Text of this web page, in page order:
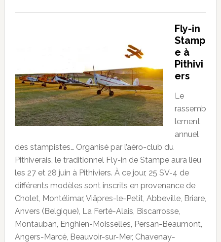
Fly-in
Stamp
e à
Pithivi
ers
Le
rassemb
lement
annuel
des stampistes… Organisé par l’aéro-club du
Pithiverais, le traditionnel Fly-in de Stampe aura lieu
les 27 et 28 juin à Pithiviers. À ce jour, 25 SV-4 de
différents modèles sont inscrits en provenance de
Cholet, Montélimar, Viâpres-le-Petit, Abbeville, Briare,
Anvers (Belgique), La Ferté-Alais, Biscarrosse,
Montauban, Enghien-Moisselles, Persan-Beaumont,
Angers-Marcé, Beauvoir-sur-Mer, Chavenay-